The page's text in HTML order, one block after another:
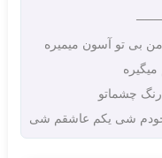
من بی تو آسون میمیره
چشماتو
خودم شی یکم عاشقم شی